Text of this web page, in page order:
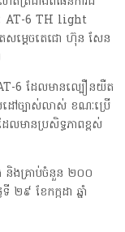
ោះ AT-6 TH light
សម្ដេចតេជោ ហ៊ុន សែន
6 ដែលមានល្បឿនយឺត
ៅច្បាស់លាស់ ខណៈប្រើ
លមានប្រសិទ្ធភាពខ្ពស់
និងគ្រាប់ចំនួន ២០០
២៩ ខែកក្កដា ឆ្នាំ